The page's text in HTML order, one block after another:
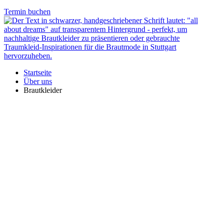
Termin buchen
Startseite
Über uns
Brautkleider